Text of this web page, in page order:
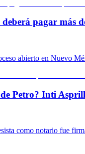
pagar más
abierto en Nuevo
Petro? Inti
como notario fue